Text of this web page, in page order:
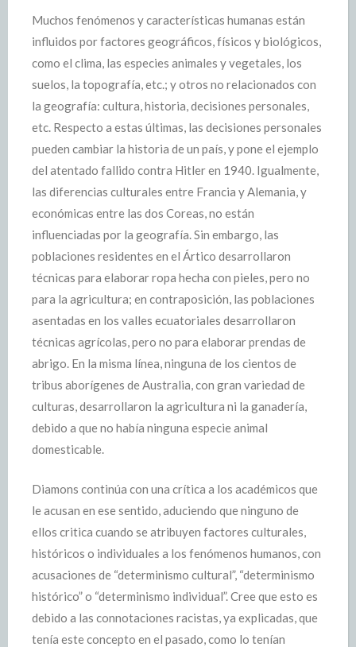
Muchos fenómenos y características humanas están
influidos por factores geográficos, físicos y biológicos,
como el clima, las especies animales y vegetales, los
suelos, la topografía, etc.; y otros no relacionados con
la geografía: cultura, historia, decisiones personales,
etc. Respecto a estas últimas, las decisiones personales
pueden cambiar la historia de un país, y pone el ejemplo
del atentado fallido contra Hitler en 1940. Igualmente,
las diferencias culturales entre Francia y Alemania, y
económicas entre las dos Coreas, no están
influenciadas por la geografía. Sin embargo, las
poblaciones residentes en el Ártico desarrollaron
técnicas para elaborar ropa hecha con pieles, pero no
para la agricultura; en contraposición, las poblaciones
asentadas en los valles ecuatoriales desarrollaron
técnicas agrícolas, pero no para elaborar prendas de
abrigo. En la misma línea, ninguna de los cientos de
tribus aborígenes de Australia, con gran variedad de
culturas, desarrollaron la agricultura ni la ganadería,
debido a que no había ninguna especie animal
domesticable.
Diamons continúa con una crítica a los académicos que
le acusan en ese sentido, aduciendo que ninguno de
ellos critica cuando se atribuyen factores culturales,
históricos o individuales a los fenómenos humanos, con
acusaciones de “determinismo cultural”, “determinismo
histórico” o “determinismo individual”. Cree que esto es
debido a las connotaciones racistas, ya explicadas, que
tenía este concepto en el pasado, como lo tenían